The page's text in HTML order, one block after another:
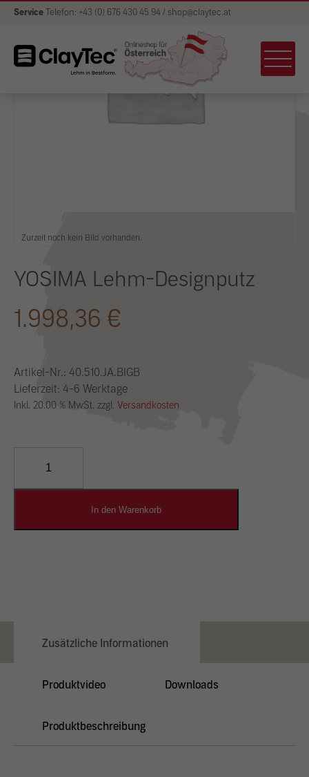
Service Telefon: +43 (0) 676 430 45 94 / shop@claytec.at
Zurzeit noch kein Bild vorhanden.
YOSIMA Lehm-Designputz
1.998,36 €
Artikel-Nr.: 40.510.JA.BIGB
Lieferzeit: 4-6 Werktage
Inkl. 20.00 % MwSt. zzgl. Versandkosten
Designputz
In den Warenkorb
Zusätzliche Informationen
Produktvideo Downloads
Produktbeschreibung